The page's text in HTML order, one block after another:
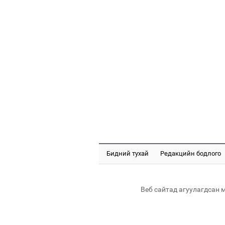
Бидний тухай Редакцийн бодлого
Веб сайтад агуулагдсан